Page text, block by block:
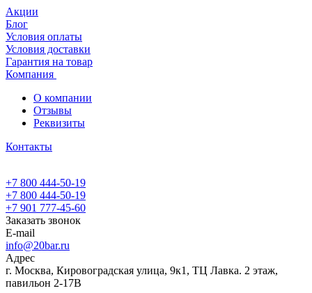
Акции
Блог
Условия оплаты
Условия доставки
Гарантия на товар
Компания
О компании
Отзывы
Реквизиты
Контакты
+7 800 444-50-19
+7 800 444-50-19
+7 901 777-45-60
Заказать звонок
E-mail
info@20bar.ru
Адрес
г. Москва, Кировоградская улица, 9к1, ТЦ Лавка. 2 этаж,
павильон 2-17В